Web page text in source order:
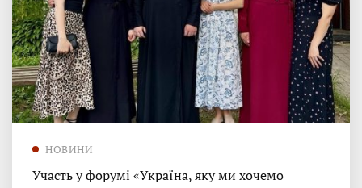
НОВИНИ
Участь у форумі «Україна, яку ми хочемо